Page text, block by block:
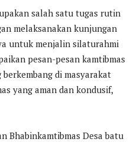
salah satu tugas rutin
melaksanakan kunjungan
untuk menjalin silaturahmi
pesan-pesan kamtibmas
di masyarakat
yang aman dan kondusif,
Bhabinkamtibmas Desa batu